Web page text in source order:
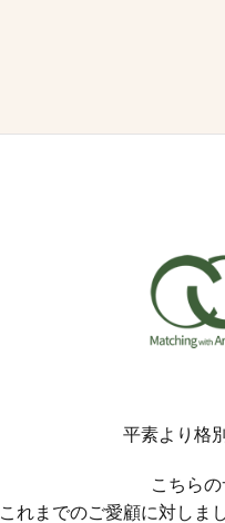
平素より格
こちら
これまでのご愛顧に対しま